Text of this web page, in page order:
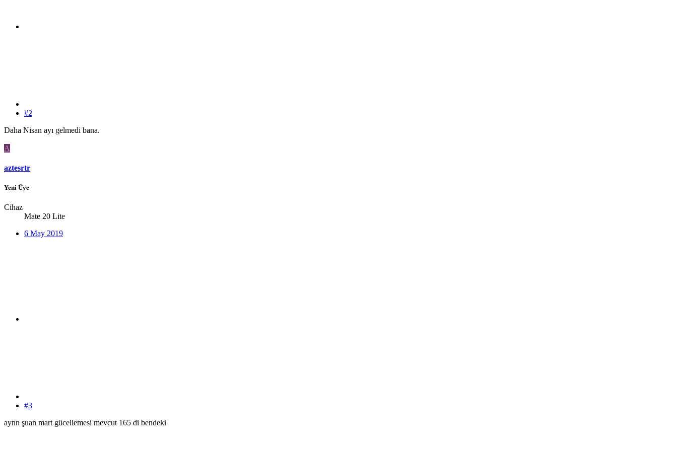
#2
Daha Nisan ayı gelmedi bana.
A
aztesrtr
Yeni Üye
Cihaz
Mate 20 Lite
6 May 2019
#3
aynn şuan mart gücellemesi mevcut 165 di bendeki